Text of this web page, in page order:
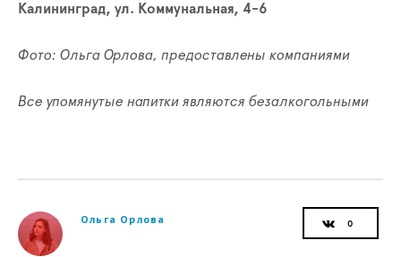
Калининград, ул. Коммунальная, 4-6
Фото: Ольга Орлова, предоставлены компаниями
Все упомянутые напитки являются безалкогольными
Ольга Орлова